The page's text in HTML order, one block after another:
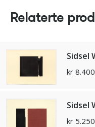
Relaterte
Sidsel
kr
Sidsel
kr